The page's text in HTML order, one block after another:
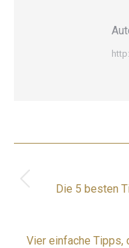
Die 5 besten
Vier einfache Tipps,